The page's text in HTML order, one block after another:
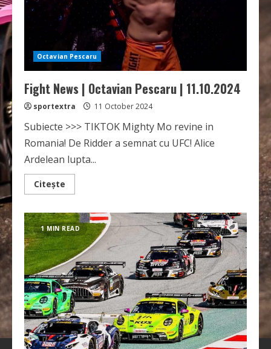
Octavian Pescaru
Fight News | Octavian Pescaru | 11.10.2024
sportextra 11 October 2024
Subiecte >>> TIKTOK Mighty Mo revine in
Romania! De Ridder a semnat cu UFC! Alice
Ardelean lupta...
Citește
more
News
|
Octavian
Pescaru
|
11.10.2024
1 MIN READ